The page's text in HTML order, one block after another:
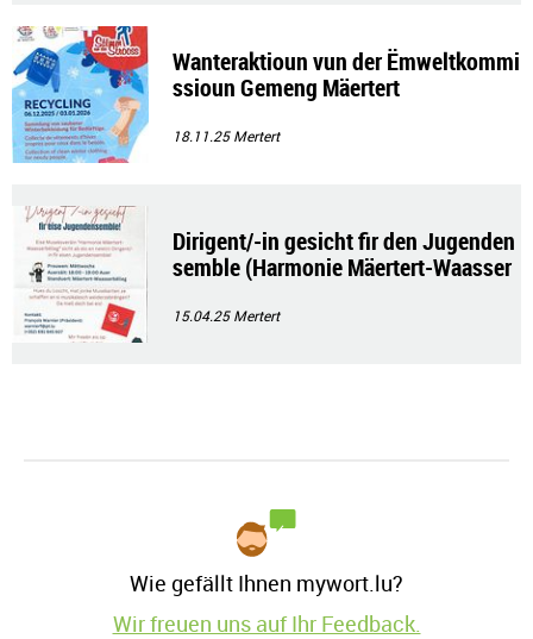
Wanteraktioun vun der Ëmweltkommi
ssioun Gemeng Mäertert
18.11.25Mertert
Dirigent/-in gesicht fir den Jugenden
semble (Harmonie Mäertert-Waasser
15.04.25Mertert
Wie gefällt Ihnen mywort.lu?
Wir freuen uns auf Ihr Feedback.